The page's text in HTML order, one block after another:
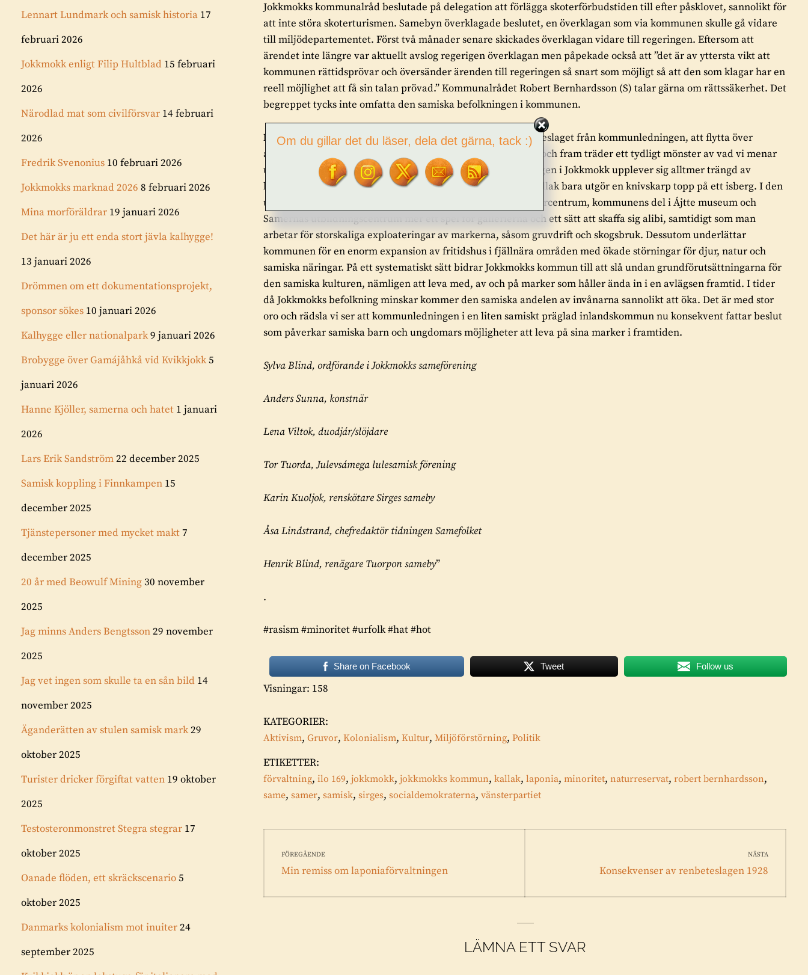
Jokkmokks kommunalråd beslutade på delegation att förlägga skoterförbudstiden till efter påsklovet, sannolikt för
att inte störa skoterturismen. Samebyn överklagade beslutet, en överklagan som via kommunen skulle gå vidare
till miljödepartementet. Först två månader senare skickades överklagan vidare till regeringen. Eftersom att
ärendet inte längre var aktuellt avslog regerigen överklagan men påpekade också att ”det är av yttersta vikt att
kommunen rättidsprövar och översänder ärenden till regeringen så snart som möjligt så att den som klagar har en
reell möjlighet att få sin talan prövad.” Kommunalrådet Robert Bernhardsson (S) talar gärna om rättssäkerhet. Det
begreppet tycks inte omfatta den samiska befolkningen i kommunen.
Lägg till exemplen ovan det i massmedia redan omtalade föreslaget från kommunledningen, att flytta över
ansvaret för förvaltningen av världsarvet Laponia på staten, och fram träder ett tydligt mönster av vad vi menar
utgör en strukturellt grundad rasism. Den samiska befolkningen i Jokkmokk upplever sig alltmer trängd av
lokalpolitiska motgångar, där frågan om gruvdrift i Gállok/Kallak bara utgör en knivskarp topp på ett isberg. I den
upplevelsen blir kommunens satsning på ett samiskt litteraturcentrum, kommunens del i Ájtte museum och
Samernas utbildningscentrum mer ett spel för gallerierna och ett sätt att skaffa sig alibi, samtidigt som man
arbetar för storskaliga exploateringar av markerna, såsom gruvdrift och skogsbruk. Dessutom underlättar
kommunen för en enorm expansion av fritidshus i fjällnära områden med ökade störningar för djur, natur och
samiska näringar. På ett systematiskt sätt bidrar Jokkmokks kommun till att slå undan grundförutsättningarna för
den samiska kulturen, nämligen att leva med, av och på marker som håller ända in i en avlägsen framtid. I tider
då Jokkmokks befolkning minskar kommer den samiska andelen av invånarna sannolikt att öka. Det är med stor
oro och rädsla vi ser att kommunledningen i en liten samiskt präglad inlandskommun nu konsekvent fattar beslut
som påverkar samiska barn och ungdomars möjligheter att leva på sina marker i framtiden.
Sylva Blind, ordförande i Jokkmokks sameförening
Anders Sunna, konstnär
Lena Viltok, duodjár/slöjdare
Tor Tuorda, Julevsámega lulesamisk förening
Karin Kuoljok, renskötare Sirges sameby
Åsa Lindstrand, chefredaktör tidningen Samefolket
Henrik Blind, renägare Tuorpon sameby”
.
#rasism #minoritet #urfolk #hat #hot
Share on Facebook Tweet Follow us
Visningar: 158
KATEGORIER:
Aktivism,Gruvor,Kolonialism,Kultur,Miljöförstörning,Politik
ETIKETTER:
förvaltning,ilo 169,jokkmokk,jokkmokks kommun,kallak,laponia,minoritet,naturreservat,robert bernhardsson,
same,samer,samisk,sirges,socialdemokraterna,vänsterpartiet
Inläggsnavigering
FÖREGÅENDE
Föregående
Min remiss om laponiaförvaltningen
NÄSTA
Nästa
Konsekvenser av renbeteslagen 1928
LÄMNA ETT SVAR
Lennart Lundmark och samisk historia 17
februari 2026
Jokkmokk enligt Filip Hultblad 15 februari
2026
Närodlad mat som civilförsvar 14 februari
2026
Fredrik Svenonius 10 februari 2026
Jokkmokks marknad 2026 8 februari 2026
Mina morföräldrar 19 januari 2026
Det här är ju ett enda stort jävla kalhygge!
13 januari 2026
Drömmen om ett dokumentationsprojekt,
sponsor sökes 10 januari 2026
Kalhygge eller nationalpark9 januari 2026
Brobygge över Gamájåhkå vid Kvikkjokk5
januari 2026
Hanne Kjöller, samerna och hatet 1 januari
2026
Lars Erik Sandström22 december 2025
Samisk koppling i Finnkampen 15
december 2025
Tjänstepersoner med mycket makt7
december 2025
20 år med Beowulf Mining 30 november
2025
Jag minns Anders Bengtsson29 november
2025
Jag vet ingen som skulle ta en sån bild 14
november 2025
Äganderätten av stulen samisk mark29
oktober 2025
Turister dricker förgiftat vatten 19 oktober
2025
Testosteronmonstret Stegra stegrar 17
oktober 2025
Oanade flöden, ett skräckscenario5
oktober 2025
Danmarks kolonialism mot inuiter24
september 2025
Om du gillar det du läser, dela det gärna, tack :)